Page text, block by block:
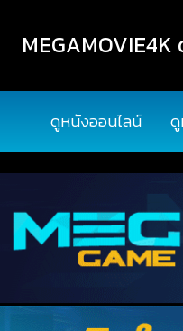
ดูหนังออนไลน์